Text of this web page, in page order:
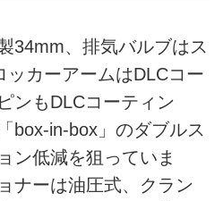
34mm、排気バルブはス
ッカーアームはDLCコー
ンもDLCコーティン
box-in-box」のダブルス
ン低減を狙っていま
ナーは油圧式、クラン